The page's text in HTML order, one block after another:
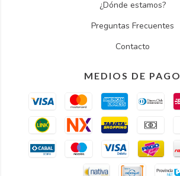
¿Dónde estamos?
Preguntas Frecuentes
Contacto
MEDIOS DE PAGO